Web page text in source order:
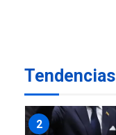
Tendencias
2